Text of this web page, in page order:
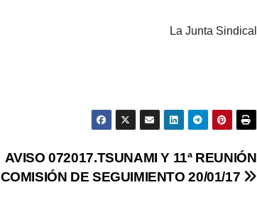
La Junta Sindical
AVISO 072017.TSUNAMI Y 11ª REUNIÓN
COMISIÓN DE SEGUIMIENTO 20/01/17